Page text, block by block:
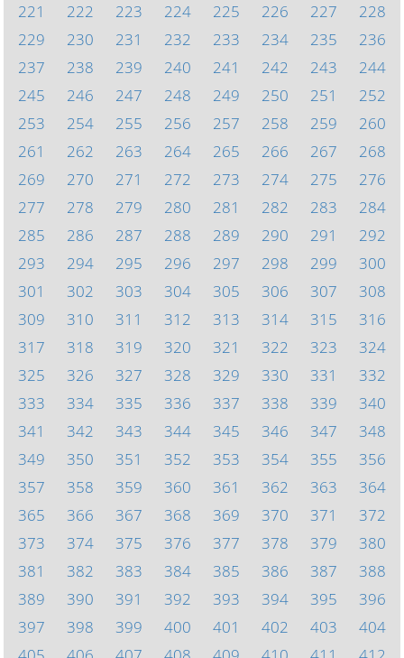
221
222 223 224 225 226 227
228
229
230 231 232 233 234 235
236
237
238 239 240 241 242 243
244
245
246 247 248 249 250 251
252
253
254 255 256 257 258 259
260
261
262 263 264 265 266 267
268
269
270 271 272 273 274 275
276
277
278 279 280 281 282 283
284
285
286 287 288 289 290 291
292
293
294 295 296 297 298 299
300
301
302 303 304 305 306 307
308
309
310 311 312 313 314 315
316
317
318 319 320 321 322 323
324
325
326 327 328 329 330 331
332
333
334 335 336 337 338 339
340
341
342 343 344 345 346 347
348
349
350 351 352 353 354 355
356
357
358 359 360 361 362 363
364
365
366 367 368 369 370 371
372
373
374 375 376 377 378 379
380
381
382 383 384 385 386 387
388
389
390 391 392 393 394 395
396
397
398 399 400 401 402 403
404